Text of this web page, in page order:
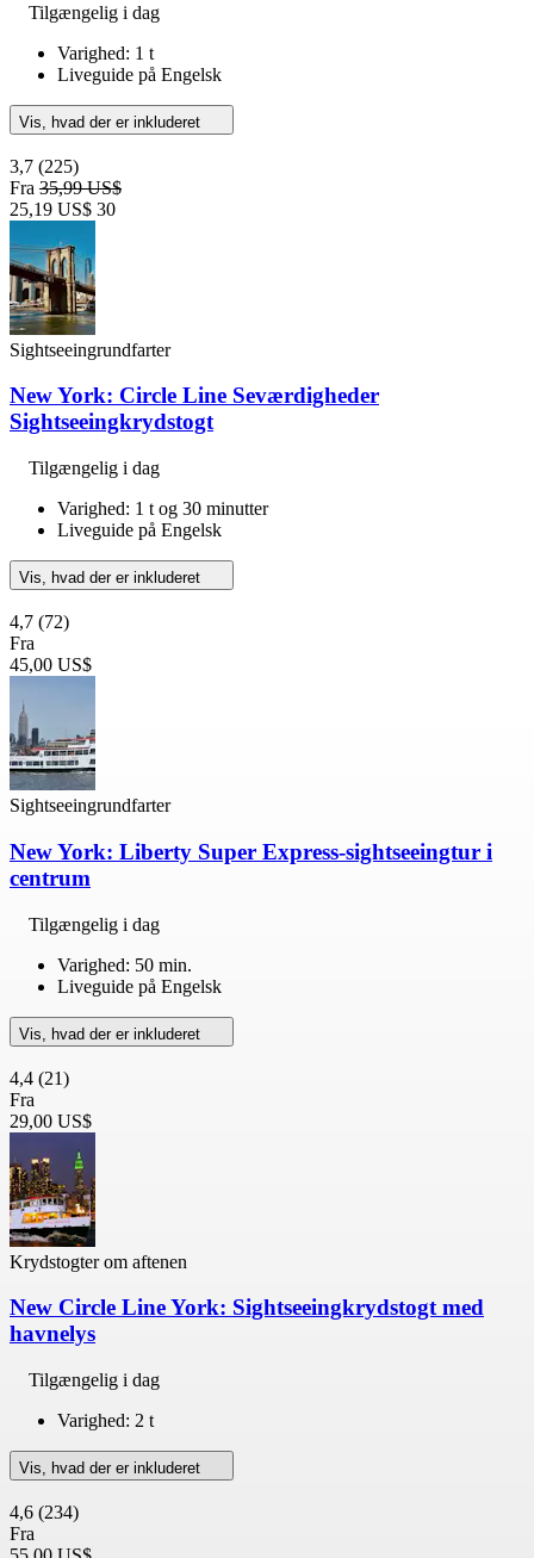
Tilgængelig i dag
Varighed: 1 t
Liveguide på Engelsk
Vis, hvad der er inkluderet
3,7 (225)
Fra 35,99 US$
25,19 US$ 30
Sightseeingrundfarter
New York: Circle Line Seværdigheder
Sightseeingkrydstogt
Tilgængelig i dag
Varighed: 1 t og 30 minutter
Liveguide på Engelsk
Vis, hvad der er inkluderet
4,7 (72)
Fra
45,00 US$
Sightseeingrundfarter
New York: Liberty Super Express-sightseeingtur i
centrum
Tilgængelig i dag
Varighed: 50 min.
Liveguide på Engelsk
Vis, hvad der er inkluderet
4,4 (21)
Fra
29,00 US$
Krydstogter om aftenen
New Circle Line York: Sightseeingkrydstogt med
havnelys
Tilgængelig i dag
Varighed: 2 t
Vis, hvad der er inkluderet
4,6 (234)
Fra